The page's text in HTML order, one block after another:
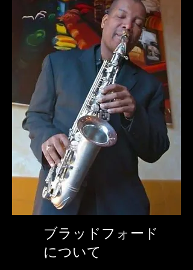
ブラッドフォード
について